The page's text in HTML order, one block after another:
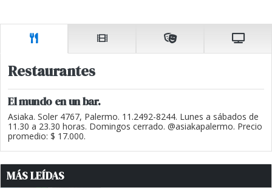
Restaurantes
El mundo en un bar.
Asiaka. Soler 4767, Palermo. 11.2492-8244. Lunes a sábados de
11.30 a 23.30 horas. Domingos cerrado. @asiakapalermo. Precio
promedio: $ 17.000.
MÁS LEÍDAS